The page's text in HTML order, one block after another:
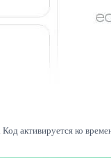
активируется ко